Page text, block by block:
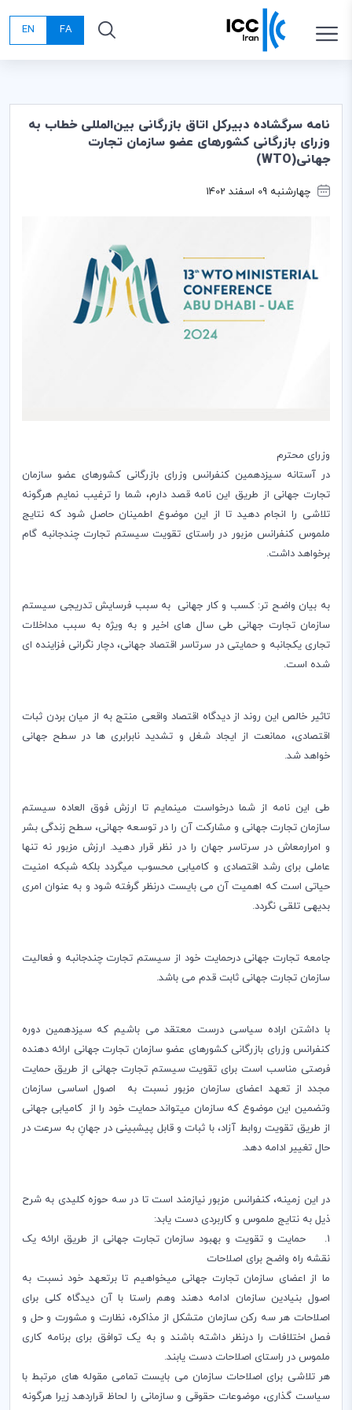
FA
EN
نامه سرگشاده دبیرکل اتاق بازرگانی بین‌المللی خطاب به
وزرای بازرگانی کشورهای عضو سازمان تجارت
جهانی(WTO)
چهارشنبه 09 اسفند 1402
وزرای محترم
در آستانه سیزدهمین کنفرانس وزرای بازرگانی کشورهای عضو سازمان
تجارت جهانی از طریق این نامه قصد دارم، شما را ترغیب نمایم هرگونه
تلاشی را انجام دهید تا از این موضوع اطمینان حاصل شود که نتایج
ملموس کنفرانس مزبور در راستای تقویت سیستم تجارت چندجانبه گام
برخواهد داشت.
به بیان واضح تر: کسب و کار جهانی به سبب فرسایش تدریجی سیستم
سازمان تجارت جهانی طی سال های اخیر و‌ به ویژه به سبب مداخلات
تجاری یکجانبه و حمایتی در سرتاسر اقتصاد جهانی، دچار نگرانی فزاینده ای
شده است.
تاثیر خالص این روند از دیدگاه اقتصاد واقعی منتج به از میان بردن ثبات
اقتصادی، ممانعت از ایجاد شغل و تشدید نابرابری ها در سطح جهانی
خواهد شد.
طی این نامه از شما درخواست مینمایم تا ارزش فوق العاده سیستم
سازمان تجارت جهانی و مشارکت آن را در توسعه جهانی، سطح زندگی بشر
و امرارمعاش در سرتاسر جهان را در نظر قرار دهید. ارزش مزبور نه تنها
عاملی برای رشد اقتصادی و کامیابی محسوب میگردد بلکه شبکه امنیت
حیاتی است که اهمیت آن می بایست درنظر گرفته شود و به عنوان امری
بدیهی تلقی نگردد.
جامعه تجارت جهانی درحمایت خود از سیستم تجارت چندجانبه و فعالیت
سازمان تجارت جهانی ثابت قدم می باشد.
با داشتن اراده سیاسی درست معتقد می باشیم که سیزدهمین دوره
کنفرانس وزرای بازرگانی کشورهای عضو سازمان تجارت جهانی ارائه دهنده
فرصتی مناسب است برای تقویت سیستم تجارت جهانی از طریق حمایت
مجدد از تعهد اعضای سازمان مزبور نسبت به اصول اساسی سازمان
وتضمین این موضوع که سازمان میتواند حمایت خود را از کامیابی جهانی
از طریق تقویت روابط آزاد، با ثبات و قابل پیشبینی در جهانِ به سرعت در
حال تغییر ادامه دهد.
در این زمینه، کنفرانس مزبور نیازمند است تا در سه حوزه کلیدی به شرح
ذیل به نتایج ملموس و کاربردی دست یابد:
1. حمایت و تقویت و بهبود سازمان تجارت جهانی از طریق ارائه یک
نقشه راه واضح برای اصلاحات
ما از اعضای سازمان تجارت جهانی میخواهیم تا برتعهد خود نسبت به
اصول بنیادین سازمان ادامه دهند وهم راستا با آن دیدگاه کلی برای
اصلاحات هر سه رکن سازمان متشکل از مذاکره، نظارت و مشورت و حل و
فصل اختلافات را درنظر داشته باشند و به یک توافق برای برنامه کاری
ملموس در راستای اصلاحات دست یابند.
هر تلاشی برای اصلاحات سازمان می بایست تمامی مقوله های مرتبط با
سیاست گذاری، موضوعات حقوقی و سازمانی را لحاظ قراردهد زیرا هرگونه